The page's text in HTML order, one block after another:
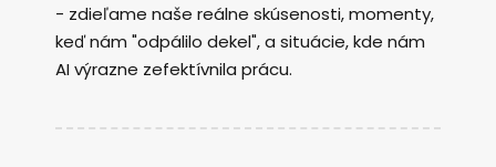
- zdieľame naše reálne skúsenosti, momenty,
keď nám "odpálilo dekel", a situácie, kde nám
AI výrazne zefektívnila prácu.